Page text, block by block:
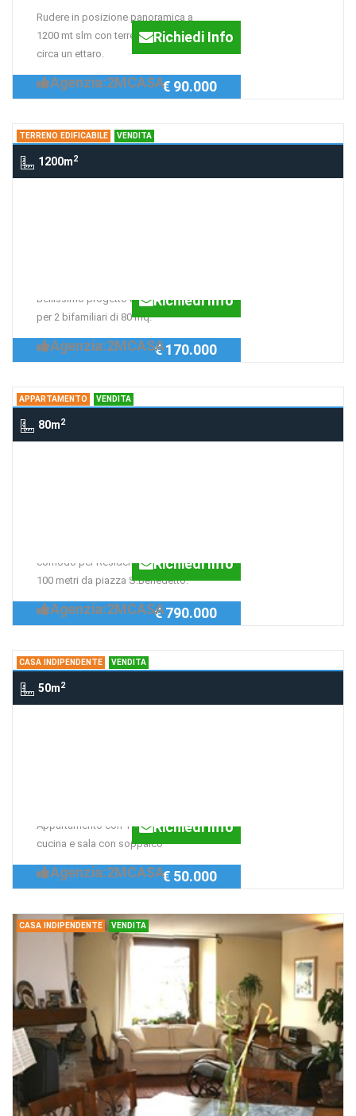
Rudere in posizione panoramica a
1200 mt slm con terreno annesso di
circa un ettaro.
Richiedi Info
Agenzia:2MCASA€ 90.000
TERRENO EDIFICABILE VENDITA
1200m2
Bellissimo progetto a 7 km da Norcia
per 2 bifamiliari di 80 mq.
Richiedi Info
Agenzia:2MCASA€ 170.000
APPARTAMENTO VENDITA
80m2
comodo per Residenza e Vacanze a
100 metri da piazza S.Benedetto.
Richiedi Info
Agenzia:2MCASA€ 790.000
CASA INDIPENDENTE VENDITA
50m2
Appartamento con 1 camera, 1 bagno,
cucina e sala con soppalco
Richiedi Info
Agenzia:2MCASA€ 50.000
CASA INDIPENDENTE VENDITA